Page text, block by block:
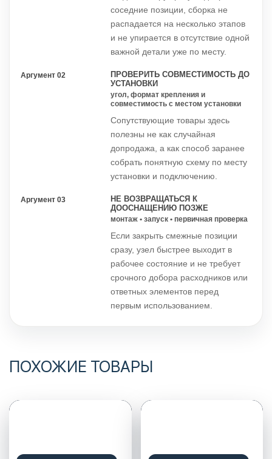
соседние позиции, сборка не
распадается на несколько этапов
и не упирается в отсутствие одной
важной детали уже по месту.
Аргумент 02
ПРОВЕРИТЬ СОВМЕСТИМОСТЬ ДО
УСТАНОВКИ
угол, формат крепления и
совместимость с местом установки
Сопутствующие товары здесь
полезны не как случайная
допродажа, а как способ заранее
собрать понятную схему по месту
установки и подключению.
Аргумент 03
НЕ ВОЗВРАЩАТЬСЯ К
ДООСНАЩЕНИЮ ПОЗЖЕ
монтаж • запуск • первичная проверка
Если закрыть смежные позиции
сразу, узел быстрее выходит в
рабочее состояние и не требует
срочного добора расходников или
ответных элементов перед
первым использованием.
ПОХОЖИЕ ТОВАРЫ